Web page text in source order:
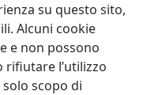
su questo sito,
Alcuni cookie
e non possono
rifiutare l’utilizzo
scopo di